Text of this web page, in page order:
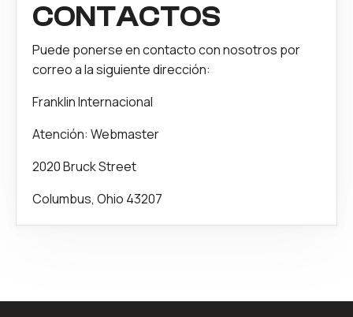
CONTACTOS
Puede ponerse en contacto con nosotros por
correo a la siguiente dirección:
Franklin Internacional
Atención: Webmaster
2020 Bruck Street
Columbus, Ohio 43207